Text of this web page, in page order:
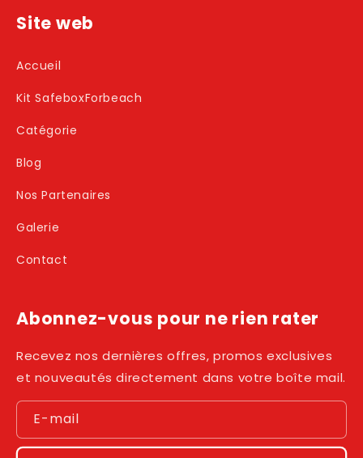
Site web
Accueil
Kit SafeboxForbeach
Catégorie
Blog
Nos Partenaires
Galerie
Contact
Abonnez-vous pour ne rien rater
Recevez nos dernières offres, promos exclusives
et nouveautés directement dans votre boîte mail.
E-mail